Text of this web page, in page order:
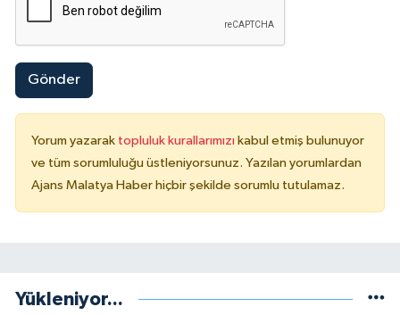
Gönder
Yorum yazarak topluluk kurallarımızı kabul etmiş bulunuyor
ve tüm sorumluluğu üstleniyorsunuz. Yazılan yorumlardan
Ajans Malatya Haber hiçbir şekilde sorumlu tutulamaz.
Yükleniyor...